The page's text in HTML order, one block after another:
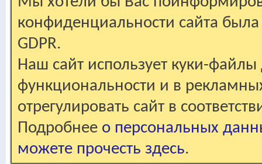
конфиденциальности сайта
GDPR.
Наш сайт использует куки-файлы
функциональности и в
отрегулировать сайт в
Подробнее о персональных
можете прочесть здесь.